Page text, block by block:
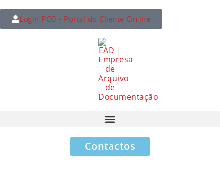
Login PCO - Portal do Cliente Online
Contactos